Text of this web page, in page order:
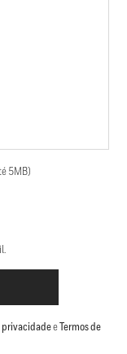
5MB)
privacidadee Termos de